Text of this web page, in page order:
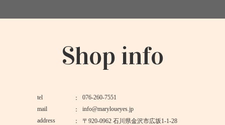
Shop info
tel
076-260-7551
mail
info@maryloueyes.jp
address
〒920-0962 石川県金沢市広坂1-1-28